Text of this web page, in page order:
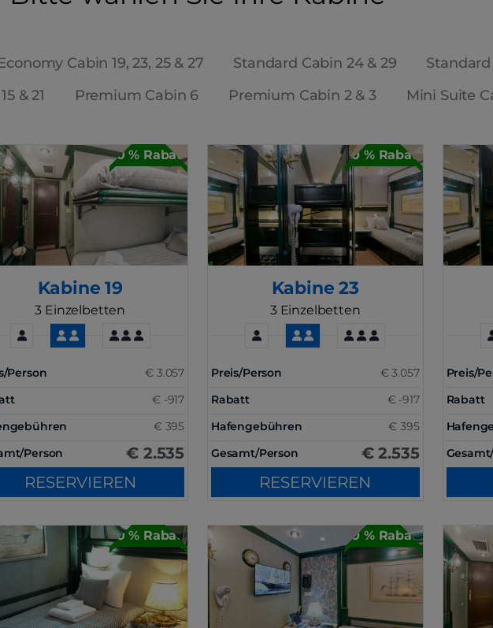
Cabin 19, 23, 25 & 27 Standard Cabin 24 & 29
Standard
& 21
Premium Cabin 6 Premium Cabin 2 & 3 Mini Suite
30 % Rabatt
Kabine 19
3 Einzelbetten
Person
€ 3.057
€ -917
€ 395
Person
€ 2.535
RESERVIEREN
30 % Rabatt
Kabine 23
3 Einzelbetten
Preis/Person
€ 3.057
Rabatt
€ -917
Hafengebühren
€ 395
Gesamt/Person
€ 2.535
RESERVIEREN
Preis/
Rabatt
30 % Rabatt 30 % Rabatt